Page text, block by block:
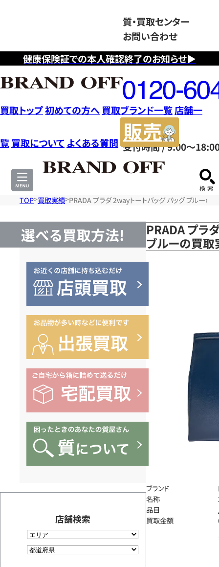
健康保険証での本人確認終了のお知らせ▶
質・買取センター
お問い合わせ
フ
リ
ー
ダ
イ
ヤ
ル
0120604117
受付時間 / 9:00～
買取トップ初めての方へ 買取ブランド一覧店舗一
覧 買取について よくある質問
サ
TOP 買取実績 PRADA プラダ 2wayトートバッグ バッグ ブルーの
選べる買取方法!
店舗検索
PRADA プラ
ブルーの買取
ブランド
名称
品目
買取金額